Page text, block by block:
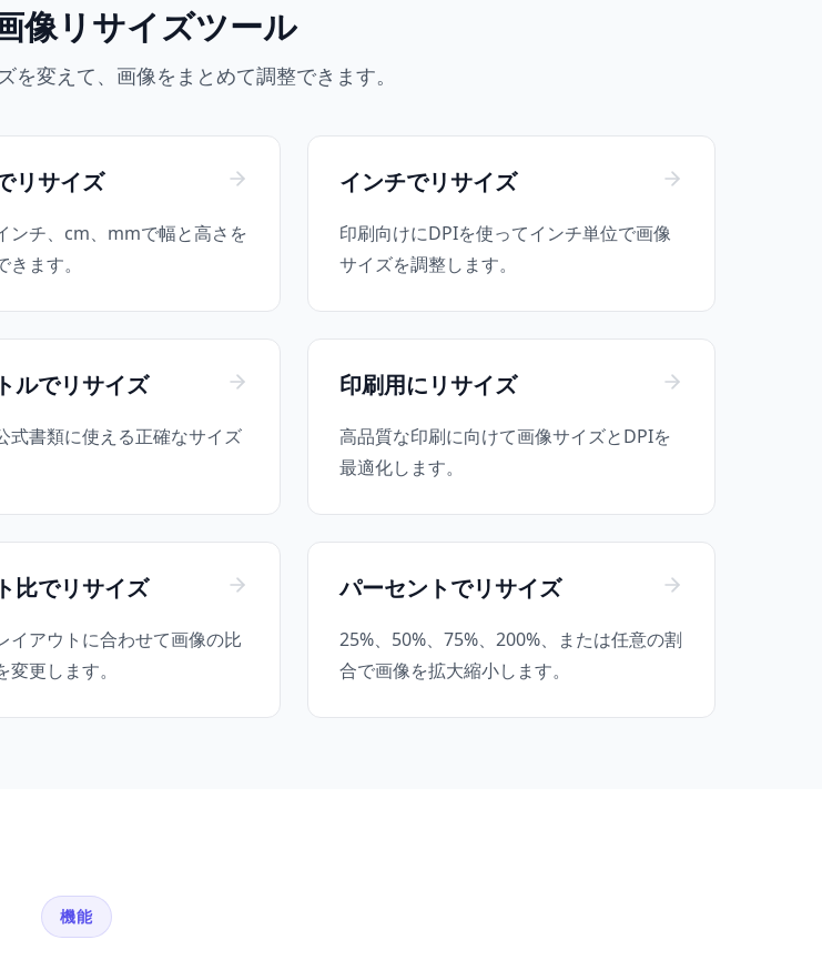
像リサイズツール
を変えて、画像をまとめて調整できます。
リサイズ
ンチ、cm、mmで幅と高さを
ます。
インチでリサイズ
印刷向けにDPIを使ってインチ単位で画像
サイズを調整します。
ルでリサイズ
式書類に使える正確なサイズ
印刷用にリサイズ
高品質な印刷に向けて画像サイズとDPIを
最適化します。
比でリサイズ
イアウトに合わせて画像の比
更します。
パーセントでリサイズ
25%、50%、75%、200%、または任意の割
合で画像を拡大縮小します。
機能